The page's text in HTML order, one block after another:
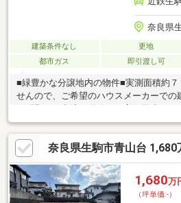
奈良県
建築条件なし 更地
都市ガス
即引渡し可
■緑豊かな分譲地内の物件■実測面積約
せんので、ご希望のハウスメーカーでの
奈良県生駒市青山台 1,680
1,680万
（坪単価:-）